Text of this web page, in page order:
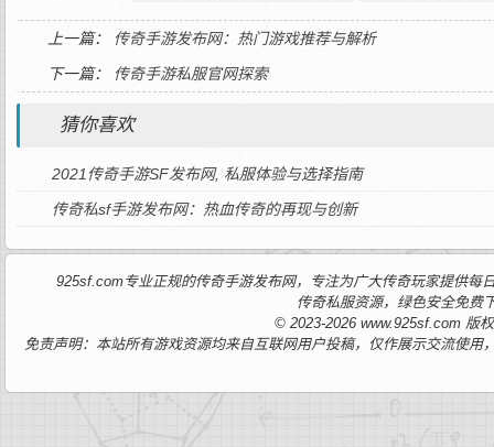
上一篇：
传奇手游发布网：热门游戏推荐与解析
下一篇：
传奇手游私服官网探索
猜你喜欢
2021传奇手游SF发布网, 私服体验与选择指南
传奇私sf手游发布网：热血传奇的再现与创新
925sf.com专业正规的传奇手游发布网，专注为广大传奇玩家提供
传奇私服资源，绿色安全免费
© 2023-2026 www.925sf.com 版
免责声明：本站所有游戏资源均来自互联网用户投稿，仅作展示交流使